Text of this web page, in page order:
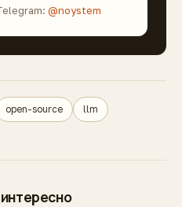
@noystem
open-source llm